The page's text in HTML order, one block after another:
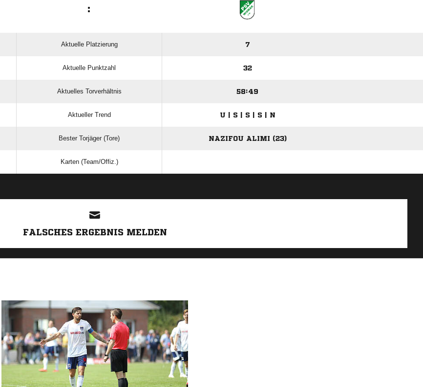
:
Aktuelle Platzierung 7
Aktuelle Punktzahl 32
Aktuelles Torverhältnis 58:49
Aktueller Trend U | S | S | S | N
Bester Torjäger (Tore) NAZIFOU ALIMI (23)
Karten (Team/Offiz.)
FALSCHES ERGEBNIS MELDEN